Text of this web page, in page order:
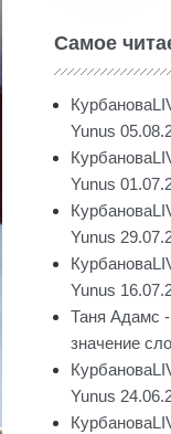
Самое
Yunus
Yunus
Yunus
Yunus
Таня Адамс
значение
Yunus